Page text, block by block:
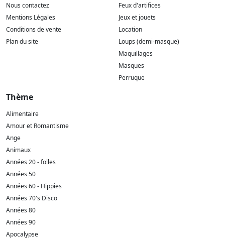
Nous contactez
Mentions Légales
Conditions de vente
Plan du site
Feux d'artifices
Jeux et jouets
Location
Loups (demi-masque)
Maquillages
Masques
Perruque
Thème
Alimentaire
Amour et Romantisme
Ange
Animaux
Années 20 - folles
Années 50
Années 60 - Hippies
Années 70's Disco
Années 80
Années 90
Apocalypse